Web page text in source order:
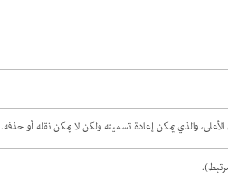
والذي يمكن إعادة تسميته ولكن لا يمكن نقله أو حذفه.